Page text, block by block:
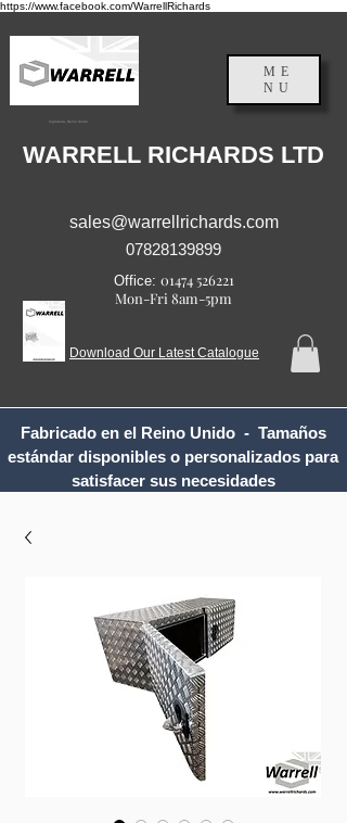
https://www.facebook.com/WarrellRichards
Inglaterra, Reino Unido
ME
NU
WARRELL RICHARDS LTD
sales@warrellrichards.com
07828139899
Office: 01474 526221
Mon-Fri 8am-5pm
Download Our Latest Catalogue
Fabricado en el Reino Unido - Tamaños
estándar disponibles o personalizados para
satisfacer sus necesidades